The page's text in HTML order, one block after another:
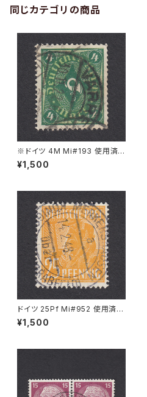
同じカテゴリの商品
※ドイツ 4M Mi#193 使用済
み切手｜VARREL 30.11.1922
¥1,500
ドイツ 25Pf Mi#952 使用済み
切手｜MERKERSHAUSEN 14.
2.1948
¥1,500